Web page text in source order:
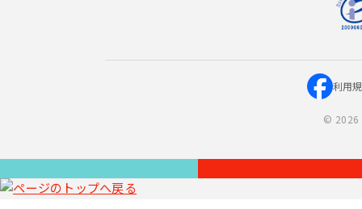
利用
© 2026